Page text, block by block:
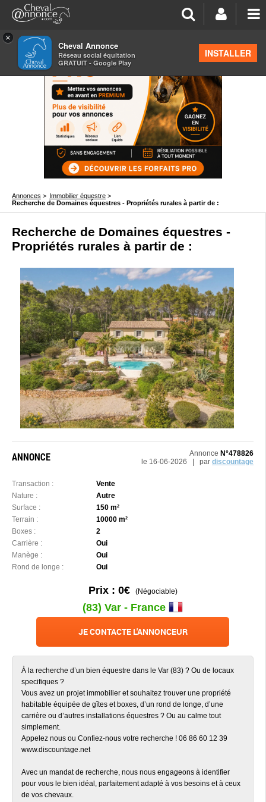
×
Cheval Annonce
Réseau social équitation
GRATUIT - Google Play
INSTALLER
Annonces > Immobilier équestre >
Recherche de Domaines équestres - Propriétés rurales à partir de :
Recherche de Domaines équestres -
Propriétés rurales à partir de :
ANNONCE Annonce N°478826
le 16-06-2026 | par discountage
Transaction :
Vente
Nature :
Autre
Surface :
150 m²
Terrain :
10000 m²
Boxes :
2
Carrière :
Oui
Manège :
Oui
Rond de longe :
Oui
Prix : 0€(Négociable)
(83) Var - France
JE CONTACTE L'ANNONCEUR
À la recherche d’un bien équestre dans le Var (83) ? Ou de locaux
specifiques ?
Vous avez un projet immobilier et souhaitez trouver une propriété
habitable équipée de gîtes et boxes, d’un rond de longe, d’une
carrière ou d’autres installations équestres ? Ou au calme tout
simplement.
Appelez nous ou Confiez-nous votre recherche ! 06 86 60 12 39
www.discountage.net
Avec un mandat de recherche, nous nous engageons à identifier
pour vous le bien idéal, parfaitement adapté à vos besoins et à ceux
de vos chevaux.